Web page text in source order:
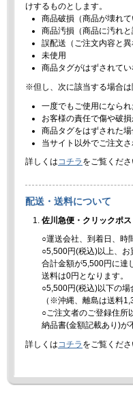
けするものとします。
商品破損（商品が壊れて
商品汚損（商品に汚れ
誤配送（ご注文内容と
未使用
商品タグがはずされて
※但し、次に該当する場合は
一度でもご使用になら
お客様の責任で傷や破
商品タグをはずされた
当サイト以外でご注文
詳しくはコチラ をご覧くださ
配送・送料について
佐川急便・クリックポス
○運送会社、到着日、時
○5,500円(税込)以上、
合計金額が5,500円に達
送料は0円となります。
○5,500円(税込)以下の
（※沖縄、離島は送料
○ご注文者のご登録住所
納品書(金額記載あり)が
詳しくはコチラ をご覧くださ